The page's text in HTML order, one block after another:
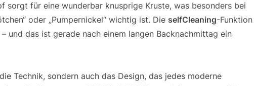
sorgt für eine wunderbar knusprige Kruste, was besonders bei
oder „Pumpernickel“ wichtig ist. Die selfCleaning-Funktion
und das ist gerade nach einem langen Backnachmittag ein
Technik, sondern auch das Design, das jedes moderne